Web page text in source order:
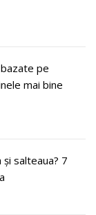
pe
mai bine
salteaua? 7